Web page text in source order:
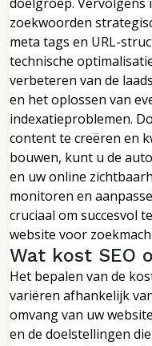
zoekwoorden
meta tags en URL-
technische
verbeteren van de
en het oplossen van
indexatieproblemen.
content te creëren en
bouwen, kunt u de
en uw online
monitoren en
cruciaal om succesvol
website voor
Wat kost SEO
Het bepalen van de
variëren afhankelijk
omvang van uw
en de doelstellingen